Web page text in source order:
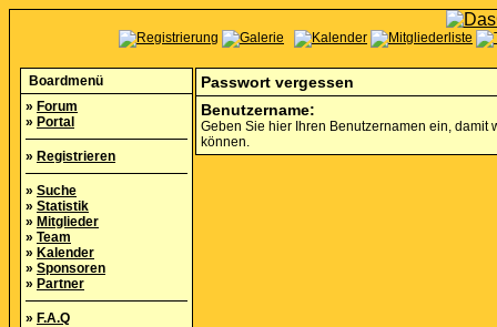
Boardmenü
» Forum
» Portal
» Registrieren
» Suche
» Statistik
» Mitglieder
» Team
» Kalender
» Sponsoren
» Partner
» F.A.Q
Passwort vergessen
Benutzername:
Geben Sie hier Ihren Benutzernamen ein, damit
können.